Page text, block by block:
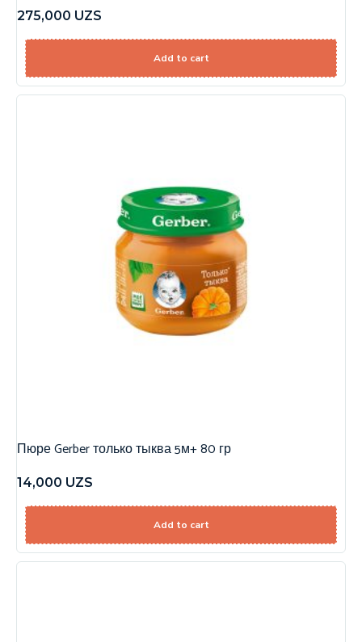
275,000 UZS
Add to cart
Пюре Gerber только тыква 5м+ 80 гр
14,000 UZS
Add to cart